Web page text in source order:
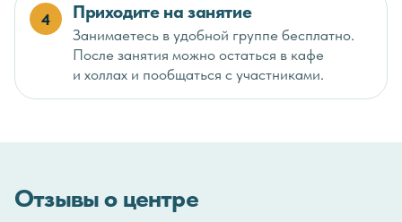
4 Приходите на занятие
Занимаетесь в удобной группе бесплатно.
После занятия можно остаться в кафе
и холлах и пообщаться с участниками.
Отзывы о центре